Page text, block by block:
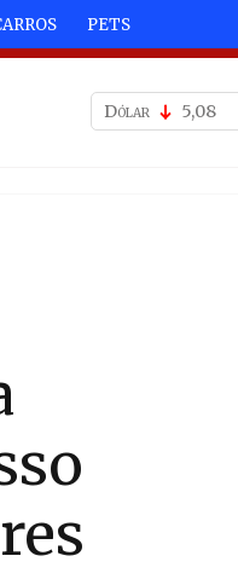
PETS
Dólar 5,08